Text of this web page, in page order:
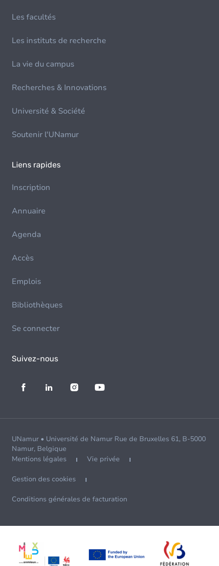
Les facultés
Les instituts de recherche
La vie du campus
Recherches & Innovations
Université & Société
Soutenir l'UNamur
Liens rapides
Inscription
Annuaire
Agenda
Accès
Emplois
Bibliothèques
Se connecter
Suivez-nous
UNamur • Université de Namur Rue de Bruxelles 61, B-5000
Namur, Belgique
Mentions légales
Vie privée
Gestion des cookies
Conditions générales de facturation